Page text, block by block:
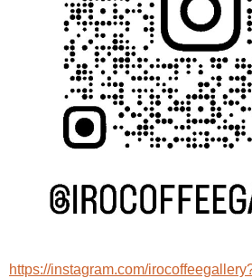
https://instagram.com/